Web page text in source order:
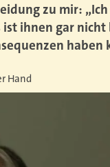
zu mir:
ihnen gar nicht
haben
Hand